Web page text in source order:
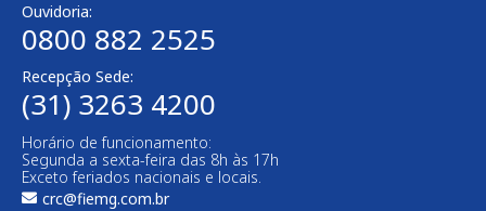
Ouvidoria:
0800 882 2525
Recepção Sede:
(31) 3263 4200
Horário de funcionamento:
Segunda a sexta-feira das 8h às 17h
Exceto feriados nacionais e locais.
crc@fiemg.com.br